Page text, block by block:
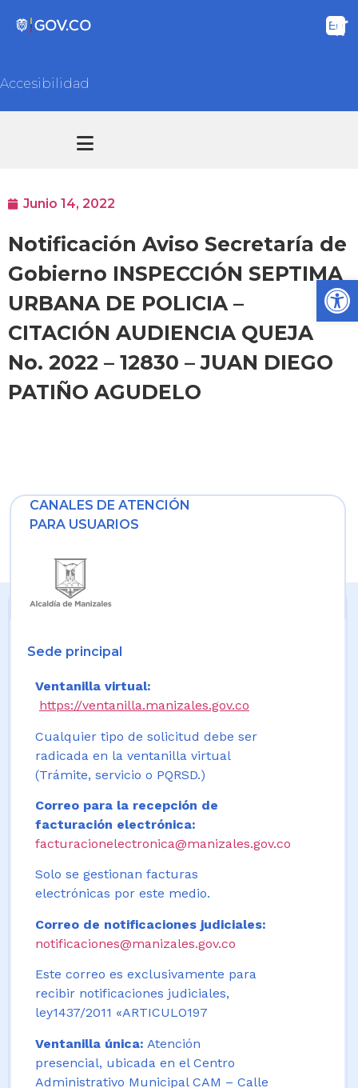
Accesibilidad
Junio 14, 2022
Notificación Aviso Secretaría de
Gobierno INSPECCIÓN SEPTIMA
URBANA DE POLICIA –
CITACIÓN AUDIENCIA QUEJA
No. 2022 – 12830 – JUAN DIEGO
PATIÑO AGUDELO
CANALES DE ATENCIÓN
PARA USUARIOS
Sede principal
Ventanilla virtual:
https://ventanilla.manizales.gov.co
Cualquier tipo de solicitud debe ser
radicada en la ventanilla virtual
(Trámite, servicio o PQRSD.)
Correo para la recepción de
facturación electrónica:
facturacionelectronica@manizales.gov.co
Solo se gestionan facturas
electrónicas por este medio.
Correo de notificaciones judiciales:
notificaciones@manizales.gov.co
Este correo es exclusivamente para
recibir notificaciones judiciales,
ley1437/2011 «ARTICULO197
Ventanilla única: Atención
presencial, ubicada en el Centro
Administrativo Municipal CAM – Calle